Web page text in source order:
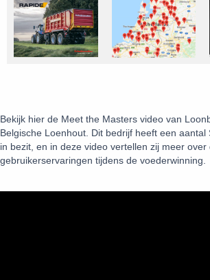
Bekijk hier de Meet the Masters video van
Belgische Loenhout. Dit bedrijf heeft een aantal
in bezit, en in deze video vertellen zij meer over
gebruikerservaringen tijdens de voederwinning.